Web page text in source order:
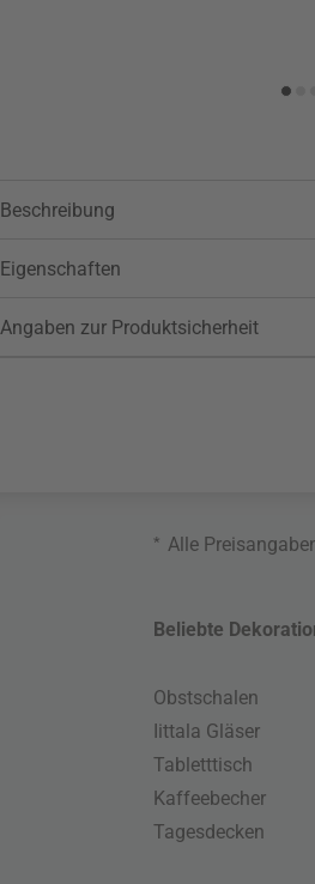
Beschreibung
Eigenschaften
Angaben zur Produktsicherheit
* Alle
Beliebte
Obstschalen
Iittala Gläser
Tabletttisch
Kaffeebecher
Tagesdecken